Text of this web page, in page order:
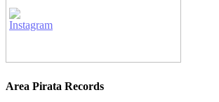
Area Pirata Records